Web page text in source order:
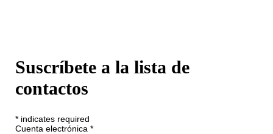
Suscríbete a la lista de
contactos
* indicates required
Cuenta electrónica *